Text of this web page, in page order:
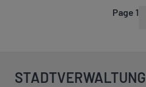
Page 1
STADTVERWALTUNG